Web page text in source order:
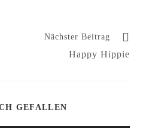
Nächster Beitrag
Happy Hippie
GEFALLEN